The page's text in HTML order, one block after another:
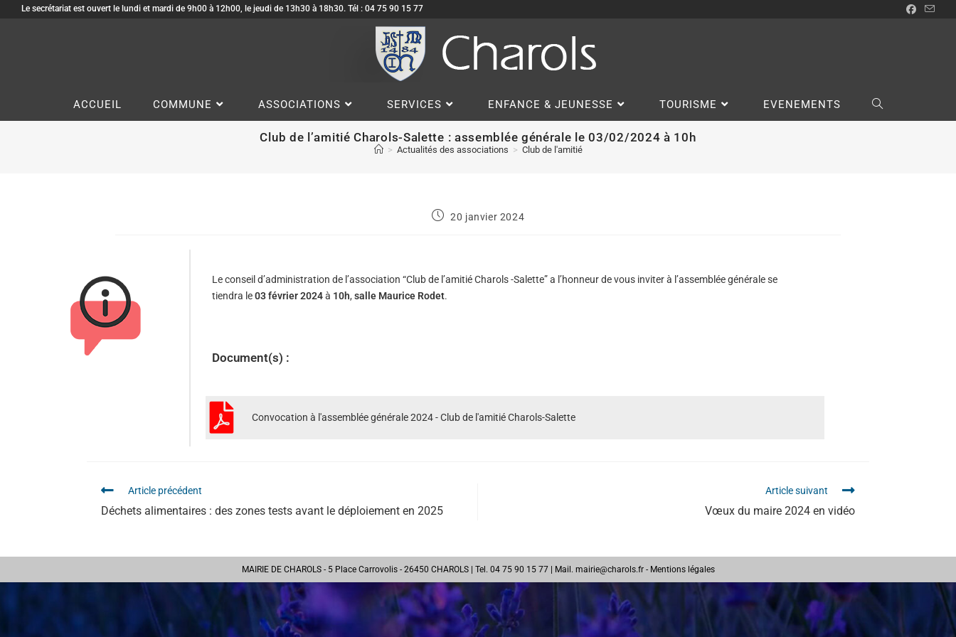
Le secrétariat est ouvert le lundi et mardi de 9h00 à 12h00, le jeudi de 13h30 à 18h30. Tél : 04 75 90 15 77
ACCUEIL COMMUNE ASSOCIATIONS SERVICES ENFANCE & JEUNESSE TOURISME EVENEMENTS
Club de l’amitié Charols-Salette : assemblée générale le 03/02/2024 à 10h
> Actualités des associations > Club de l'amitié
20 janvier 2024
Le conseil d’administration de l’association “Club de l’amitié Charols -Salette” a l’honneur de vous inviter à l’assemblée générale se
tiendra le03 février 2024à 10h, salle Maurice Rodet.
Document(s) :
Convocation à l'assemblée générale 2024 - Club de l'amitié Charols-Salette
Article précédent
Déchets alimentaires : des zones tests avant le déploiement en 2025
Article suivant
Vœux du maire 2024 en vidéo
MAIRIE DE CHAROLS - 5 Place Carrovolis - 26450 CHAROLS | Tel. 04 75 90 15 77 | Mail. mairie@charols.fr- Mentions légales